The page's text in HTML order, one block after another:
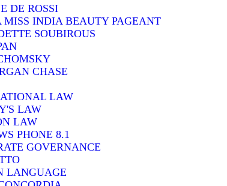
DE ROSSI
MISS INDIA BEAUTY PAGEANT
SOUBIROUS
CHASE
LAW
LAW
LAW
PHONE 8.1
GOVERNANCE
LANGUAGE